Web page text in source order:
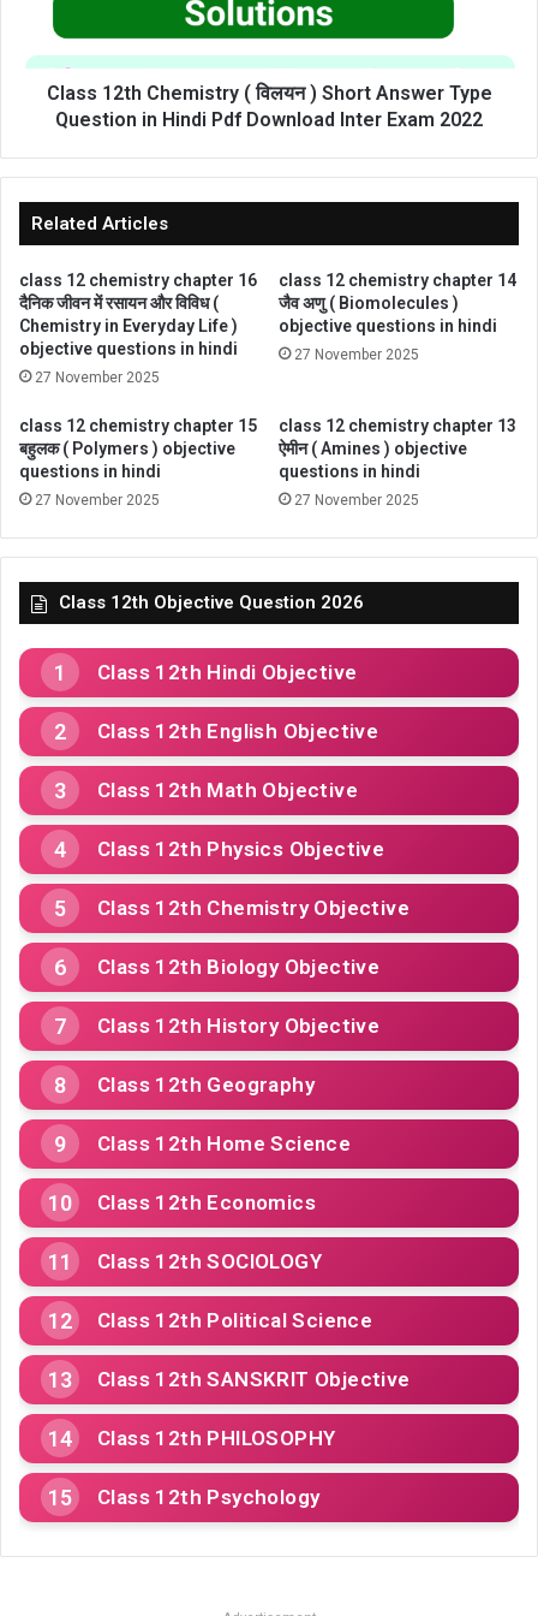
Answer
Type
Question
Inter
Exam
Class 12th Chemistry ( विलयन ) Short Answer Type
Question in Hindi Pdf Download Inter Exam 2022
Related Articles
class 12 chemistry chapter 16
दैनिक जीवन में रसायन और विविध (
Chemistry in Everyday Life )
objective questions in hindi
27 November 2025
class 12 chemistry chapter 14
जैव अणु ( Biomolecules )
objective questions in hindi
27 November 2025
class 12 chemistry chapter 15
बहुलक ( Polymers ) objective
questions in hindi
27 November 2025
class 12 chemistry chapter 13
ऐमीन ( Amines ) objective
questions in hindi
27 November 2025
Class 12th Objective Question 2026
Class 12th Hindi Objective
Class 12th English Objective
Class 12th Math Objective
Class 12th Physics Objective
Class 12th Chemistry Objective
Class 12th Biology Objective
Class 12th History Objective
Class 12th Geography
Class 12th Home Science
Class 12th Economics
Class 12th SOCIOLOGY
Class 12th Political Science
Class 12th SANSKRIT Objective
Class 12th PHILOSOPHY
Class 12th Psychology